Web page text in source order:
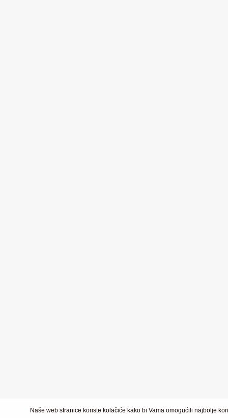
Naše web stranice koriste kolačiće kako bi Vama omogućili najbolje